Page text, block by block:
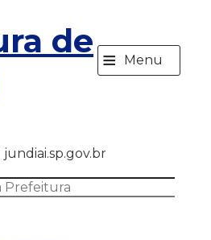
de ≡ Menu